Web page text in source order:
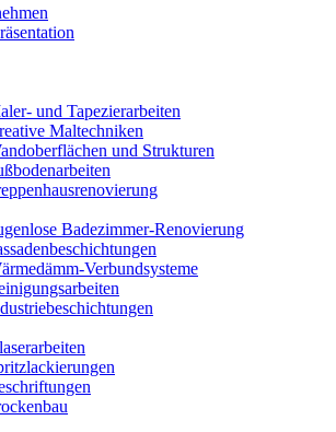
und Tapezierarbeiten
Maltechniken
und Strukturen
Badezimmer-Renovierung
Verbundsysteme